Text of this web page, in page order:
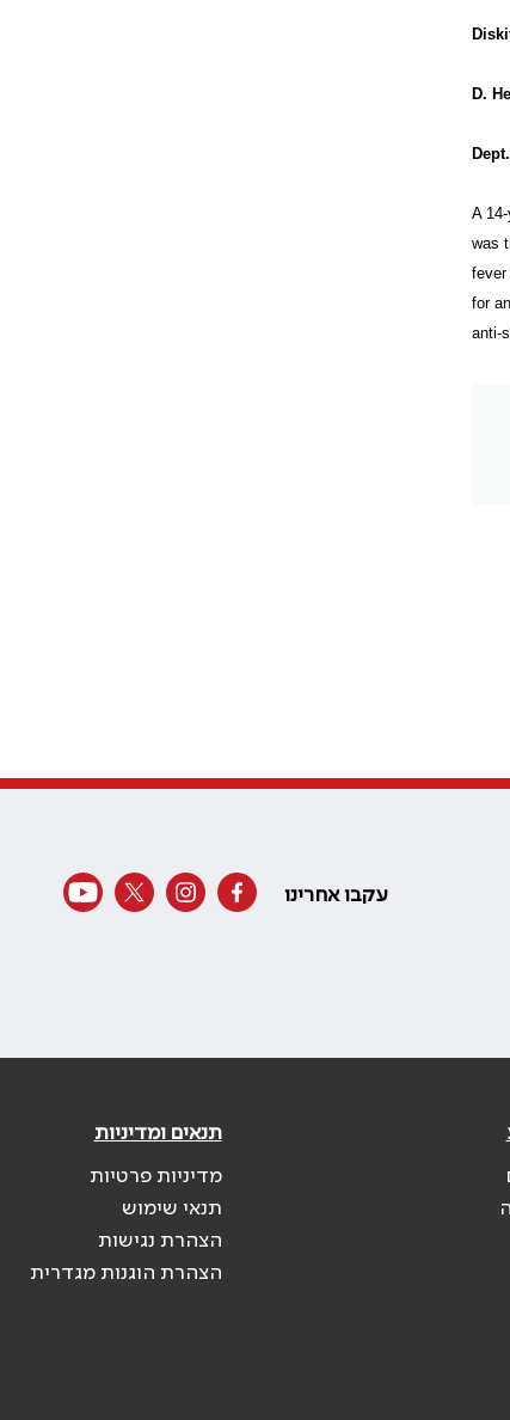
D.
A
was
fever
for
anti-
עקבו אחרינו
תנאים ומדיניות
מדיניות פרטיות
תנאי שימוש
הצהרת נגישות
הצהרת הוגנות מגדרית